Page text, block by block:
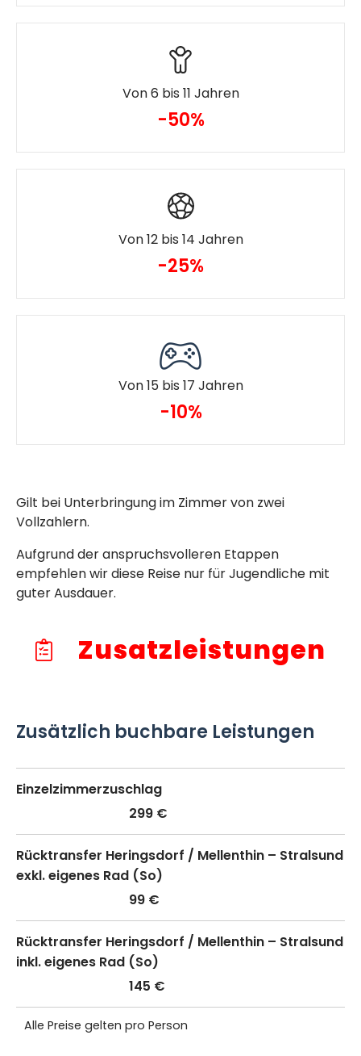
Von 6 bis 11 Jahren
-50%
Von 12 bis 14 Jahren
-25%
Von 15 bis 17 Jahren
-10%
Gilt bei Unterbringung im Zimmer von zwei
Vollzahlern.
Aufgrund der anspruchsvolleren Etappen
empfehlen wir diese Reise nur für Jugendliche mit
guter Ausdauer.
Zusatzleistungen
Zusätzlich buchbare Leistungen
Einzelzimmerzuschlag
299 €
Rücktransfer Heringsdorf / Mellenthin – Stralsund
exkl. eigenes Rad (So)
99 €
Rücktransfer Heringsdorf / Mellenthin – Stralsund
inkl. eigenes Rad (So)
145 €
Alle Preise gelten pro Person